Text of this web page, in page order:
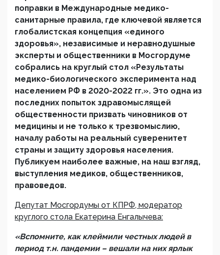
поправки в Международные медико-
санитарные правила, где ключевой является
глобалистская концепция «единого
здоровья», независимые и неравнодушные
эксперты и общественники в Мосгордуме
собрались на круглый стол «Результаты
медико-биологического эксперимента над
населением РФ в 2020-2022 гг.». Это одна из
последних попыток здравомыслящей
общественности призвать чиновников от
медицины и не только к трезвомыслию,
началу работы на реальный суверенитет
страны и защиту здоровья населения.
Публикуем наиболее важные, на наш взгляд,
выступления медиков, общественников,
правоведов.
Депутат Мосгордумы от КПРФ, модератор
круглого стола Екатерина Енгалычева:
«Вспомните, как клеймили честных людей в
период т.н. пандемии – вешали на них ярлык